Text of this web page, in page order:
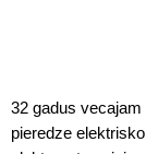
32 gadus
pieredze